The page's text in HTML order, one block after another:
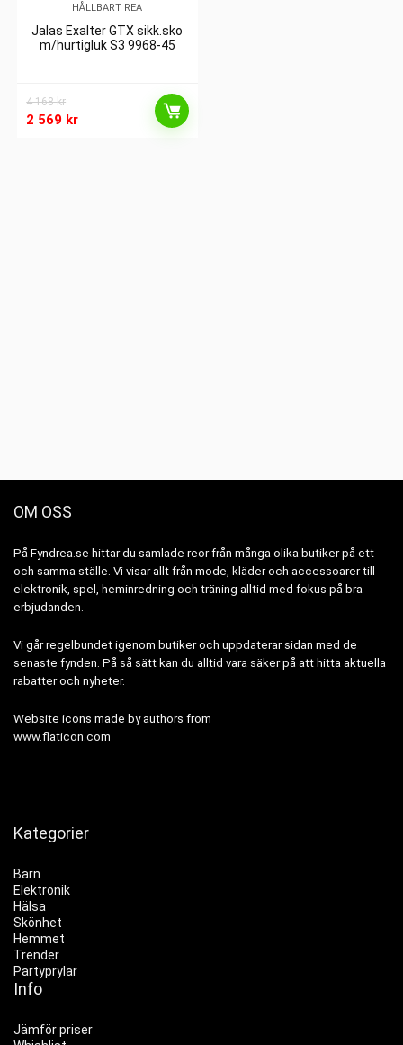
HÅLLBART REA
Jalas Exalter GTX sikk.sko
m/hurtigluk S3 9968-45
4 168kr
2 569 kr
OM OSS
På Fyndrea.se hittar du samlade reor från många olika butiker på ett
och samma ställe. Vi visar allt från mode, kläder och accessoarer till
elektronik, spel, heminredning och träning alltid med fokus på bra
erbjudanden.
Vi går regelbundet igenom butiker och uppdaterar sidan med de
senaste fynden. På så sätt kan du alltid vara säker på att hitta aktuella
rabatter och nyheter.
Website icons made by authors from
www.flaticon.com
Kategorier
Barn
Elektronik
Hälsa
Skönhet
Hemmet
Trender
Partyprylar
Info
Jämför priser